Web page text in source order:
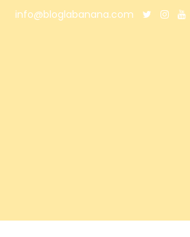
info@bloglabanana.com